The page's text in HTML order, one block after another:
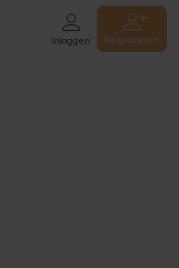
Inloggen Registreren